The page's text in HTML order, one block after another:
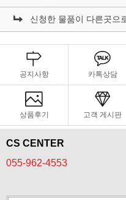
신청한 물품이 다른곳으
공지사항 카톡상담
상품후기 고객 게시판
CS CENTER
055-962-4553